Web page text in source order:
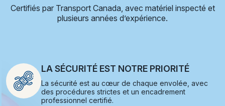
Certifiés par Transport Canada, avec matériel inspecté et
plusieurs années d’expérience.
LA SÉCURITÉ EST NOTRE PRIORITÉ
La sécurité est au cœur de chaque envolée, avec
des procédures strictes et un encadrement
professionnel certifié.